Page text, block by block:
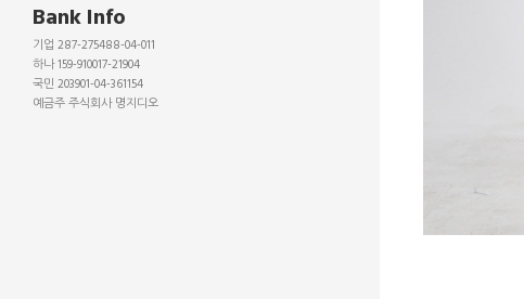
Bank Info
기업 287-275488-04-011
하나 159-910017-21904
국민 203901-04-361154
예금주 주식회사 명지디오